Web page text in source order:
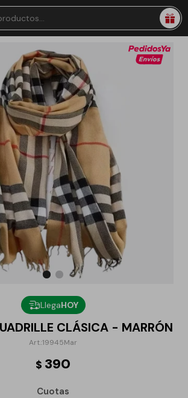
LlegaHOY
CLÁSICA - MARRÓN
19945Mar
$ 390
Cuotas